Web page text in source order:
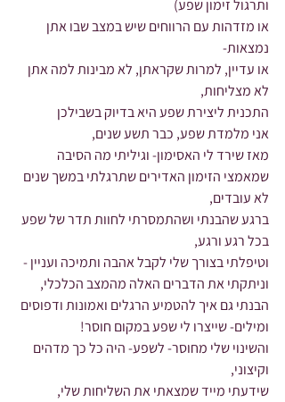
ותרגול זימון שפע)
או מזדהות עם הרווחים שיש במצב שבו אתן
נמצאות-
או עדיין, למרות שקראתן, לא מבינות למה אתן
לא מצליחות,
התכנית ליצירת שפע היא בדיוק בשבילכן
אני מלמדת שפע, כבר תשע שנים,
מאז שירד לי האסימון- וגיליתי מה הסיבה
שמאמצי הזימון האדירים שתרגלתי במשך שנים
לא עובדים,
ברגע שהבנתי ושהתמסרתי לחוות תדר של שפע
בכל רגע ורגע,
וטיפלתי בצורך שלי לקבל אהבה ותמיכה ועניין -
וניתקתי את הדברים האלה מהמצב הכלכלי,
הבנתי גם איך להטמיע הרגלים ואמונות ודפוסים
ומילים- שייצרו לי שפע במקום חוסר!
והשינוי שלי מחוסר- לשפע- היה כל כך מדהים
וקיצוני,
שידעתי מייד שמצאתי את השליחות שלי,